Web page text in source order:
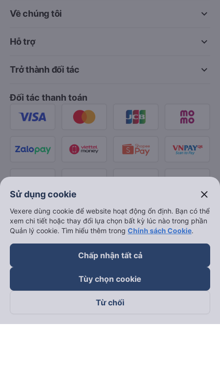
keyboard_arrow_down
Về chúng tôi
keyboard_arrow_down
Hỗ trợ
keyboard_arrow_down
Trở thành đối tác
Đối tác thanh toán
Theo dõi chúng tôi trên
Sử dụng cookie close
Vexere dùng cookie để website hoạt động ổn định. Bạn có thể
xem chi tiết hoặc thay đổi lựa chọn bất kỳ lúc nào trong phần
Quản lý cookie. Tìm hiểu thêm trong Chính sách Cookie.
Chấp nhận tất cả
Tùy chọn cookie
Từ chối